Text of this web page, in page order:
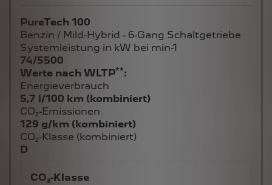
PureTech 100
Benzin / Mild-Hybrid - 6-Gang Schaltgetriebe
Systemleistung in kW bei min-1
74/5500
Werte nach WLTP**:
Energieverbrauch
5,7 l/100 km (kombiniert)
CO₂-Emissionen
129 g/km (kombiniert)
CO₂-Klasse (kombiniert)
D
CO₂-Klasse